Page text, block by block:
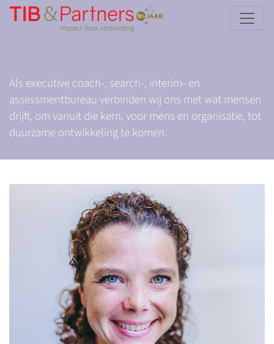
Als executive coach-, search-, interim- en
assessmentbureau verbinden wij ons met wat mensen
drijft, om vanuit die kern, voor mens en organisatie, tot
duurzame ontwikkeling te komen.